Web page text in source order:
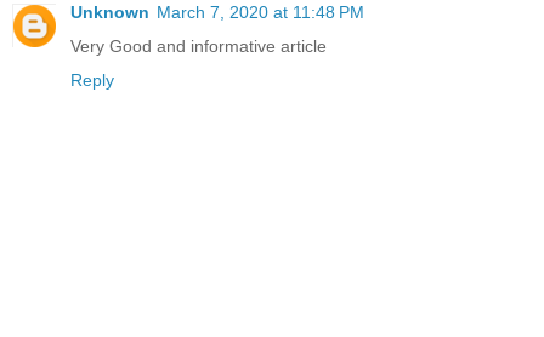
Unknown March 7, 2020 at 11:48 PM
Very Good and informative article
Reply